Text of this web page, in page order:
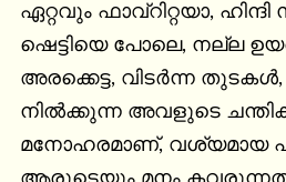
ഏറ്റവും ഫാവ്റിറ്റയാ,
ഷെട്ടിയെ പോലെ, നല്ല
അരക്കെട്ട, വിടർന്ന തുടകൾ,
നിൽക്കുന്ന അവളുടെ
മനോഹരമാണ്, വശ്യമായ
ആരുടെയും മനം